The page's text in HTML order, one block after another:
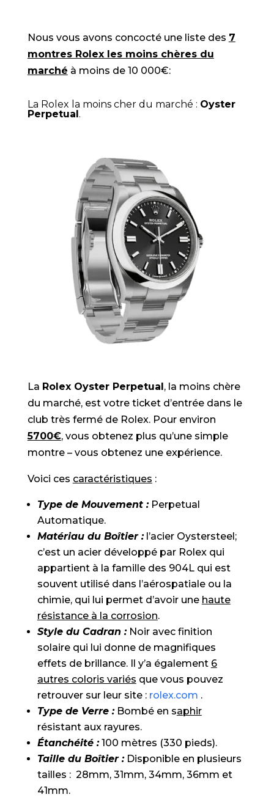
Nous vous avons concocté une liste des 7
montres Rolex les moins chères du
marché à moins de 10 000€:
La Rolex la moins cher du marché : Oyster
Perpetual .
La Rolex Oyster Perpetual , la moins chère
du marché, est votre ticket d’entrée dans le
club très fermé de Rolex. Pour environ
5700€, vous obtenez plus qu’une simple
montre – vous obtenez une expérience.
Voici ces caractéristiques :
Type de Mouvement :Perpetual
Automatique.
Matériau du Boîtier :l’acier Oystersteel;
c’est un acier développé par Rolex qui
appartient à la famille des 904L qui est
souvent utilisé dans l’aérospatiale ou la
chimie, qui lui permet d’avoir une haute
résistance à la corrosion.
Style du Cadran :Noir avec finition
solaire qui lui donne de magnifiques
effets de brillance. Il y’a également 6
autres coloris variés que vous pouvez
retrouver sur leur site : rolex.com .
Type de Verre :Bombé en saphir
résistant aux rayures.
Étanchéité :100 mètres (330 pieds).
Taille du Boîtier :Disponible en plusieurs
tailles : 28mm, 31mm, 34mm, 36mm et
41mm.